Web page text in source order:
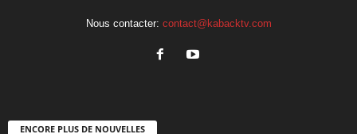
Nous contacter: contact@kabacktv.com
ENCORE PLUS DE NOUVELLES